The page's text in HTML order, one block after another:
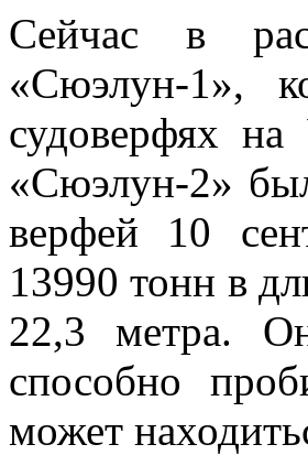
Сейчас в
«Сюэлун-1»,
судоверфях
«Сюэлун-2»
верфей 10
13990 тонн в
22,3 метра.
способно
может